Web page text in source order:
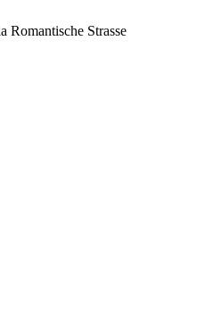
Romantische Strasse